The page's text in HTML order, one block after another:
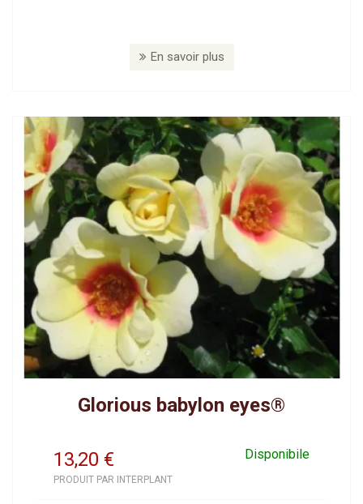
En savoir plus
Glorious babylon eyes®
13,20 Disponibile
€
PRODUIT PAR INTERPLANT